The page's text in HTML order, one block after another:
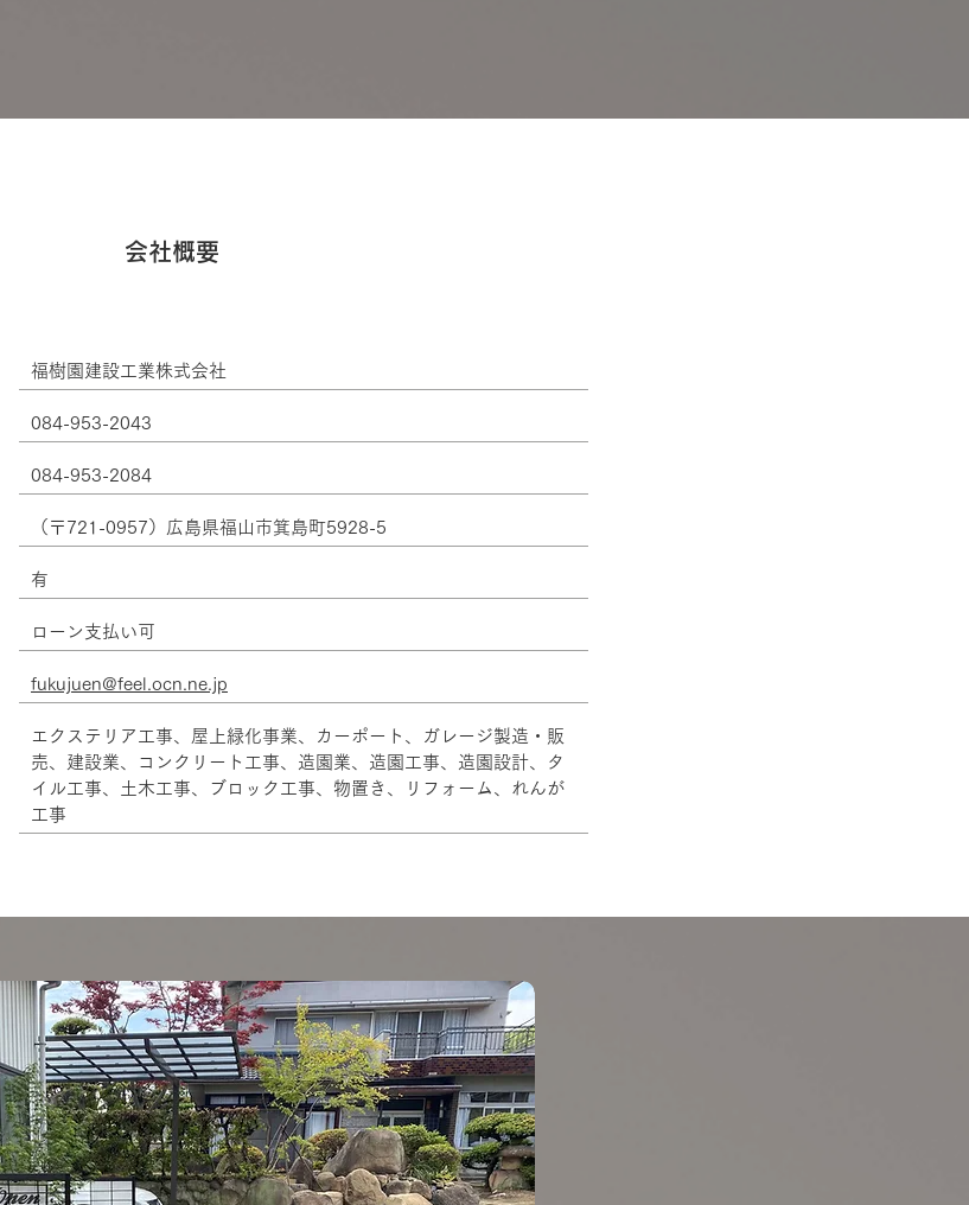
会社概要
福樹園建設工業株式会社
084-953-2043
084-953-2084
（〒721-0957）広島県福山市箕島町5928-5
有
ローン支払い可
fukujuen@feel.ocn.ne.jp
エクステリア工事、屋上緑化事業、カーポート、ガレージ製造・販
売、建設業、コンクリート工事、造園業、造園工事、造園設計、タ
イル工事、土木工事、ブロック工事、物置き、リフォーム、れんが
工事